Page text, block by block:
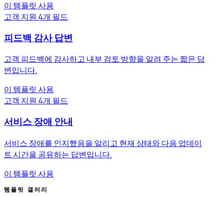
이 템플릿 사용
고객 지원 4개 필드
피드백 감사 답변
고객 피드백에 감사하고 내부 검토 방향을 알려 주는 짧은 답
변입니다.
이 템플릿 사용
고객 지원 4개 필드
서비스 장애 안내
서비스 장애를 인지했음을 알리고 현재 상태와 다음 업데이
트 시간을 공유하는 답변입니다.
이 템플릿 사용
템플릿 갤러리